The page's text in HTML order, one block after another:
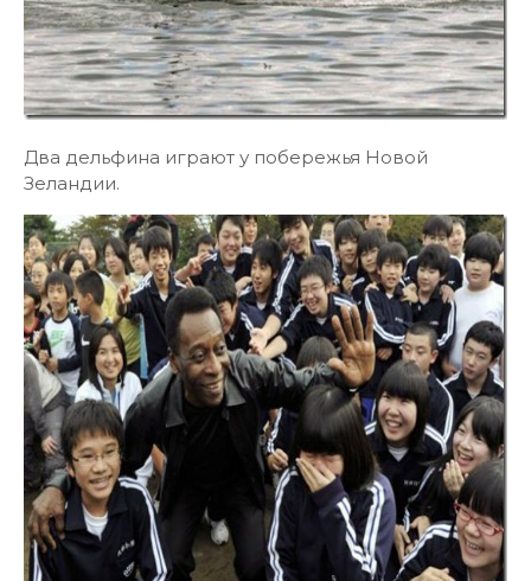
Два дельфина играют у побережья Новой
Зеландии.